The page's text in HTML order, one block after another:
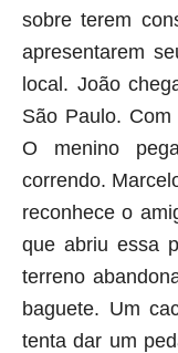
sobre terem
apresentarem
local. João
São Paulo.
O menino
correndo.
reconhece o
que abriu essa
terreno
baguete. Um
tenta dar um